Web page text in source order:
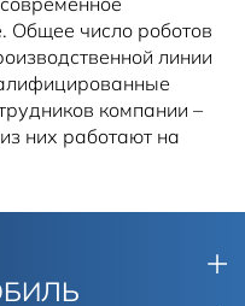
Общее число роботов
линии
компании –
них работают на